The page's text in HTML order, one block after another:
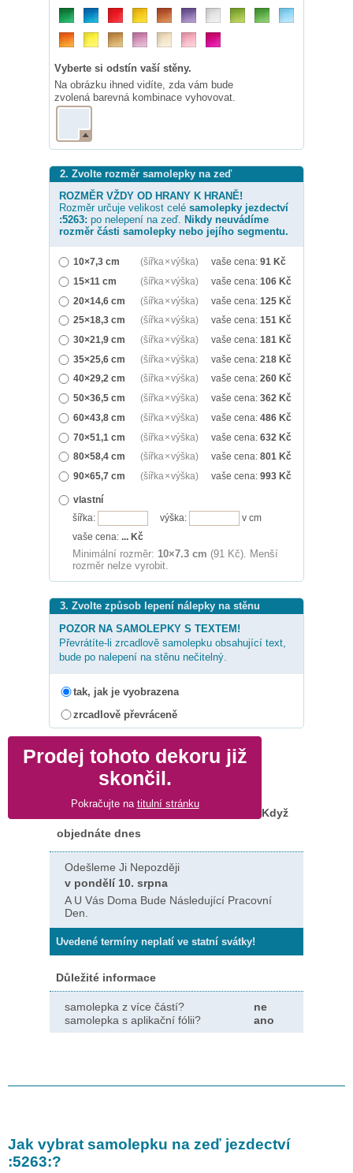
Vyberte si odstín vaší stěny.
Na obrázku ihned vidíte, zda vám bude
zvolená barevná kombinace vyhovovat.
2. Zvolte rozměr samolepky na zeď
ROZMĚR VŽDY OD HRANY K HRANĚ!
Rozměr určuje velikost celé samolepky jezdectví
:5263: po nelepení na zeď. Nikdy neuvádíme
rozměr části samolepky nebo jejího segmentu.
10×7,3 cm (šířka × výška) vaše cena: 91 Kč
15×11 cm
(šířka × výška) vaše cena: 106 Kč
20×14,6 cm
(šířka × výška) vaše cena: 125 Kč
25×18,3 cm
(šířka × výška) vaše cena: 151 Kč
30×21,9 cm
(šířka × výška) vaše cena: 181 Kč
35×25,6 cm
(šířka × výška) vaše cena: 218 Kč
40×29,2 cm
(šířka × výška) vaše cena: 260 Kč
50×36,5 cm
(šířka × výška) vaše cena: 362 Kč
60×43,8 cm
(šířka × výška) vaše cena: 486 Kč
70×51,1 cm
(šířka × výška) vaše cena: 632 Kč
80×58,4 cm
(šířka × výška) vaše cena: 801 Kč
90×65,7 cm
(šířka × výška) vaše cena: 993 Kč
vlastní
šířka:
výška:
v cm
vaše cena:
Kč
Minimální rozměr: 10×7.3 cm (91 Kč). Menší
rozměr nelze vyrobit.
3. Zvolte způsob lepení nálepky na stěnu
POZOR NA SAMOLEPKY S TEXTEM!
Převrátíte-li zrcadlově samolepku obsahující text,
bude po nalepení na stěnu nečitelný.
tak, jak je vyobrazena
zrcadlově převráceně
Prodej tohoto dekoru již
skončil.
Pokračujte na titulní stránku
Když
objednáte dnes
Odešleme Ji Nepozději
v pondělí 10. srpna
A U Vás Doma Bude Následující Pracovní
Den.
Uvedené termíny neplatí ve statní svátky!
Důležité informace
samolepka z více částí?
ne
samolepka s aplikační fólii?
ano
Jak vybrat samolepku na zeď jezdectví
:5263:?